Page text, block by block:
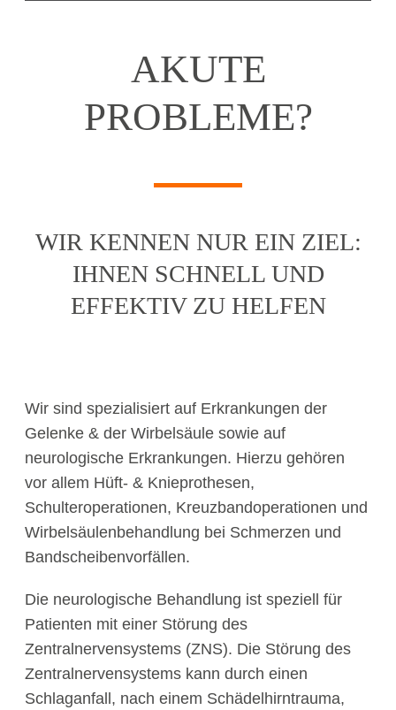
AKUTE
PROBLEME?
WIR KENNEN NUR EIN ZIEL:
IHNEN SCHNELL UND
EFFEKTIV ZU HELFEN
Wir sind spezialisiert auf Erkrankungen der
Gelenke & der Wirbelsäule sowie auf
neurologische Erkrankungen. Hierzu gehören
vor allem Hüft- & Knieprothesen,
Schulteroperationen, Kreuzbandoperationen und
Wirbelsäulenbehandlung bei Schmerzen und
Bandscheibenvorfällen.
Die neurologische Behandlung ist speziell für
Patienten mit einer Störung des
Zentralnervensystems (ZNS). Die Störung des
Zentralnervensystems kann durch einen
Schlaganfall, nach einem Schädelhirntrauma,